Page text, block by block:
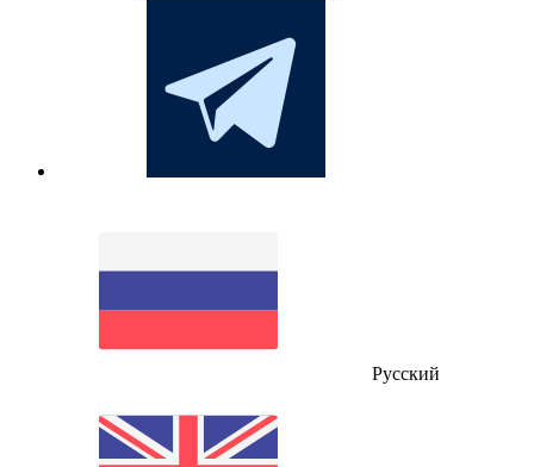
Русский